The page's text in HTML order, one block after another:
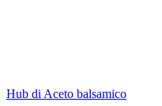
Hub di Aceto balsamico